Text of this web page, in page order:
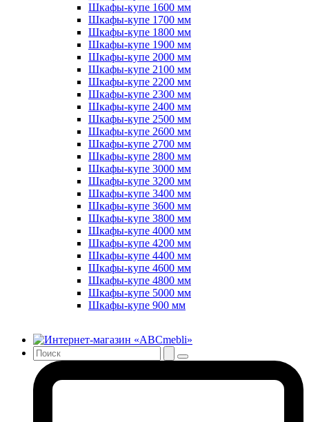
Шкафы-купе 1600 мм
Шкафы-купе 1700 мм
Шкафы-купе 1800 мм
Шкафы-купе 1900 мм
Шкафы-купе 2000 мм
Шкафы-купе 2100 мм
Шкафы-купе 2200 мм
Шкафы-купе 2300 мм
Шкафы-купе 2400 мм
Шкафы-купе 2500 мм
Шкафы-купе 2600 мм
Шкафы-купе 2700 мм
Шкафы-купе 2800 мм
Шкафы-купе 3000 мм
Шкафы-купе 3200 мм
Шкафы-купе 3400 мм
Шкафы-купе 3600 мм
Шкафы-купе 3800 мм
Шкафы-купе 4000 мм
Шкафы-купе 4200 мм
Шкафы-купе 4400 мм
Шкафы-купе 4600 мм
Шкафы-купе 4800 мм
Шкафы-купе 5000 мм
Шкафы-купе 900 мм